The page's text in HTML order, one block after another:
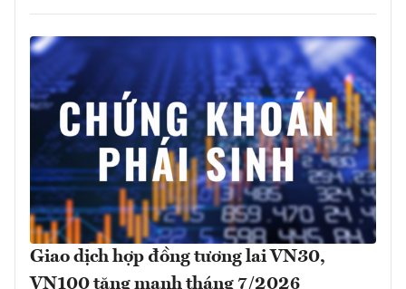
Giao dịch hợp đồng tương lai VN30,
VN100 tăng mạnh tháng 7/2026